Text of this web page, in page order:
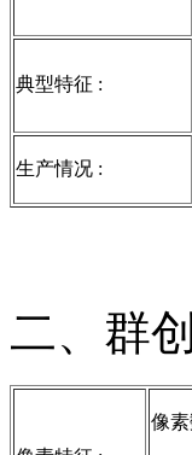
典型特征 :
生产情况 :
二、群
像